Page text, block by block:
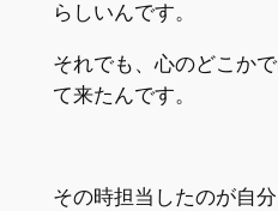
らしいんです。
それでも、心のどこか
て来たんです。
その時担当したのが自分